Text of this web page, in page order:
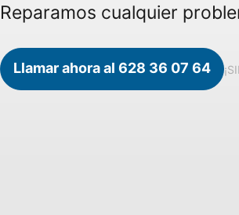
Reparamos cualquier
Llamar ahora al 628 36 07 64